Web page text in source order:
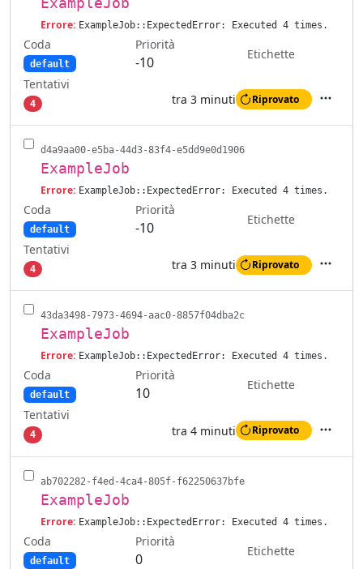
Errore: ExampleJob::ExpectedError: Executed 4 times.
Coda
default
Priorità
-10
Etichette
Tentativi
4 tra 3 minuti Riprovato
d4a9aa00-e5ba-44d3-83f4-e5dd9e0d1906
ExampleJob
Errore: ExampleJob::ExpectedError: Executed 4 times.
Coda
default
Priorità
-10
Etichette
Tentativi
4 tra 3 minuti Riprovato
43da3498-7973-4694-aac0-8857f04dba2c
ExampleJob
Errore: ExampleJob::ExpectedError: Executed 4 times.
Coda
default
Priorità
10
Etichette
Tentativi
4 tra 4 minuti Riprovato Azioni
ab702282-f4ed-4ca4-805f-f62250637bfe
ExampleJob
Errore: ExampleJob::ExpectedError: Executed 4 times.
Coda
default
Priorità
0
Etichette